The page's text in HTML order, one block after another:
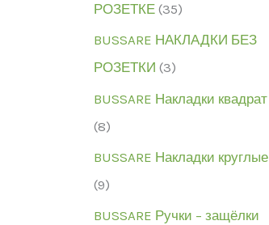
РОЗЕТКЕ (35)
BUSSARE НАКЛАДКИ БЕЗ
РОЗЕТКИ (3)
BUSSARE Накладки квадрат
(8)
BUSSARE Накладки круглые
(9)
BUSSARE Ручки – защёлки